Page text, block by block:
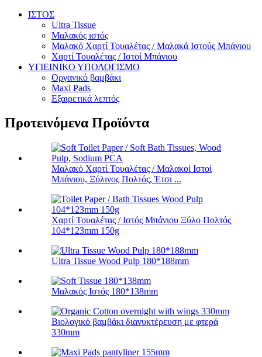
ΙΣΤΟΣ
Ultra Tissue
Μαλακός ιστός
Μαλακό Χαρτί Τουαλέτας / Μαλακά Ιστούς Μπάνιου
Χαρτί Τουαλέτας / Ιστοί Μπάνιου
ΥΓΙΕΙΝΙΚΟ ΥΠΟΛΟΓΙΣΜΟ
Οργανικό βαμβάκι
Maxi Pads
Εξαιρετικά λεπτός
Προτεινόμενα Προϊόντα
Μαλακό Χαρτί Τουαλέτας / Μαλακοί Ιστοί
Μπάνιου, Ξύλινος Πολτός, Έτσι ...
Χαρτί Τουαλέτας / Ιστός Μπάνιου Ξύλο Πολτός
104*123mm 150g
Ultra Tissue Wood Pulp 180*188mm
Μαλακός Ιστός 180*138mm
Βιολογικό βαμβάκι διανυκτέρευση με φτερά
330mm